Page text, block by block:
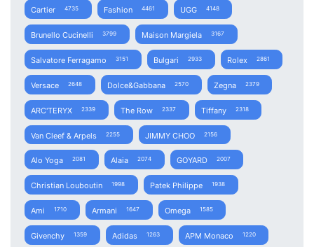
Cartier 4735 Fashion 4461 UGG 4148
Brunello Cucinelli 3799 Maison Margiela 3167
Salvatore Ferragamo 3151 Bulgari 2933 Rolex 2861
Versace 2648 Dolce&Gabbana 2570 Zegna 2379
ARC'TERYX 2339 The Row 2337 Tiffany 2318
Van Cleef & Arpels 2255 JIMMY CHOO 2156
Alo Yoga 2081 Alaia 2074 GOYARD 2007
Christian Louboutin 1998 Patek Philippe 1938
Ami 1710 Armani 1647 Omega 1585
Givenchy 1359 Adidas 1263 APM Monaco 1220